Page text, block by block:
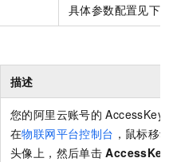
具体参数配置见下表
描述
您的阿里云账号的 AccessKey
在物联网平台控制台 ，鼠标移
头像上，然后单击 AccessKey